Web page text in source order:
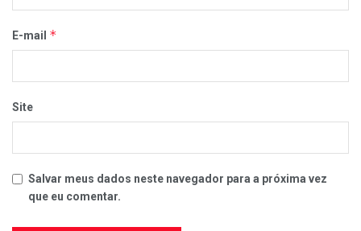
E-mail *
Site
Salvar meus dados neste navegador para a próxima vez
que eu comentar.